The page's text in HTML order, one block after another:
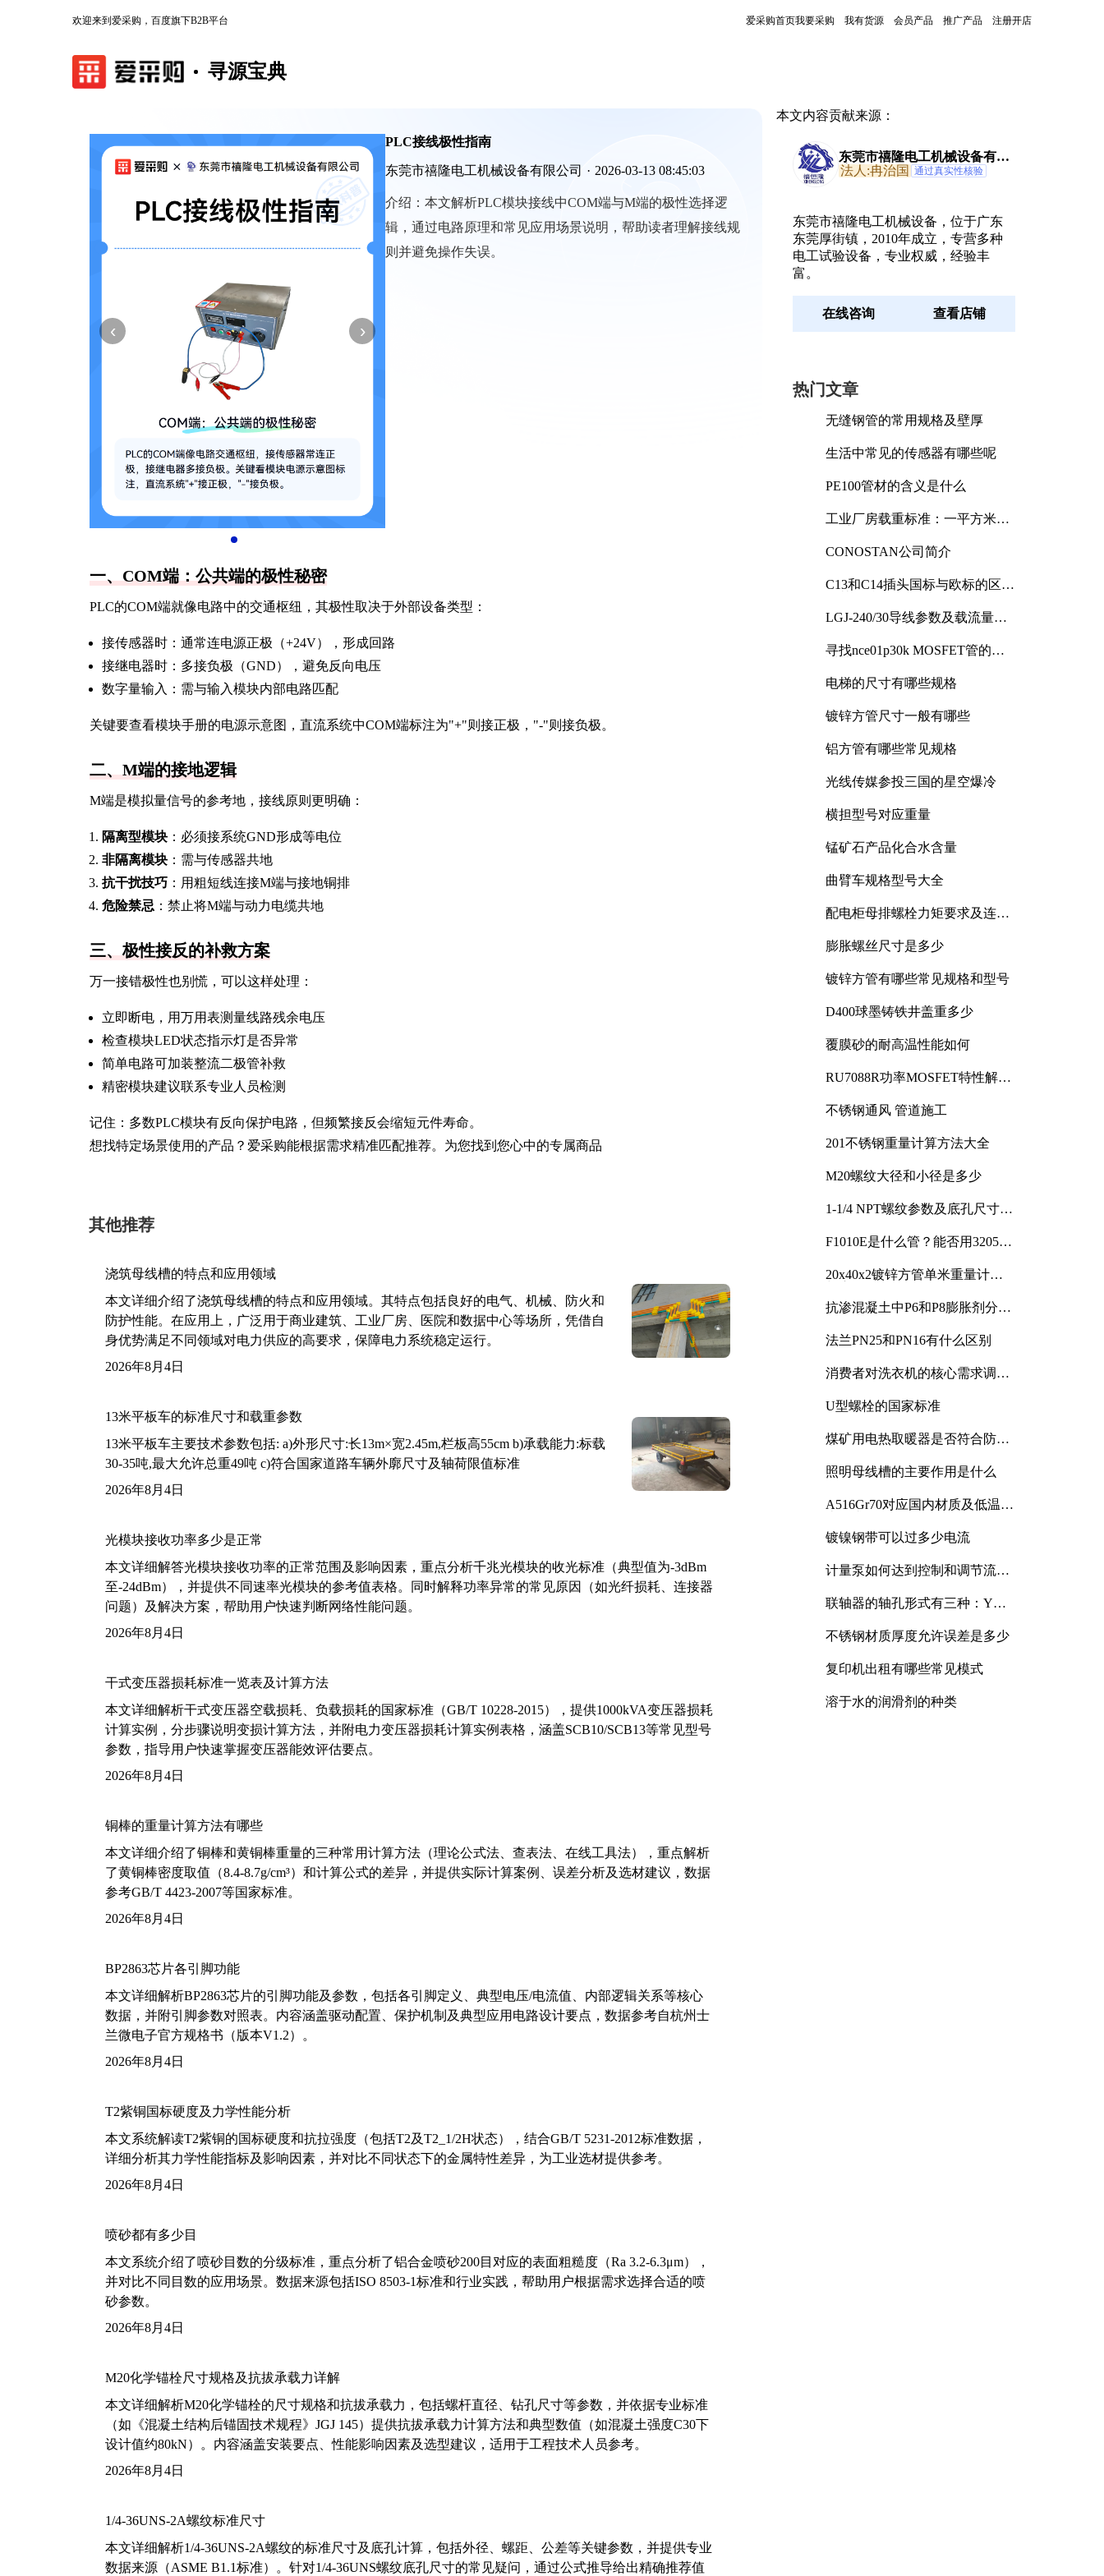
欢迎来到爱采购，百度旗下B2B平台 爱采购首页我要采购 我有货源 会员产品 推广产品 注册开店
寻源宝典
‹ ›
PLC接线极性指南
东莞市禧隆电工机械设备有限公司 · 2026-03-13 08:45:03
介绍： 本文解析PLC模块接线中COM端与M端的极性选择逻
辑，通过电路原理和常见应用场景说明，帮助读者理解接线规
则并避免操作失误。
一、COM端：公共端的极性秘密
PLC的COM端就像电路中的交通枢纽，其极性取决于外部设备类型：
接传感器时：通常连电源正极（+24V），形成回路
接继电器时：多接负极（GND），避免反向电压
数字量输入：需与输入模块内部电路匹配
关键要查看模块手册的电源示意图，直流系统中COM端标注为"+"则接正极，"-"则接负极。
二、M端的接地逻辑
M端是模拟量信号的参考地，接线原则更明确：
隔离型模块 ：必须接系统GND形成等电位
非隔离模块 ：需与传感器共地
抗干扰技巧 ：用粗短线连接M端与接地铜排
危险禁忌 ：禁止将M端与动力电缆共地
三、极性接反的补救方案
万一接错极性也别慌，可以这样处理：
立即断电，用万用表测量线路残余电压
检查模块LED状态指示灯是否异常
简单电路可加装整流二极管补救
精密模块建议联系专业人员检测
记住：多数PLC模块有反向保护电路，但频繁接反会缩短元件寿命。
想找特定场景使用的产品？爱采购能根据需求精准匹配推荐。为您找到您心中的专属商品
其他推荐
浇筑母线槽的特点和应用领域
本文详细介绍了浇筑母线槽的特点和应用领域。其特点包括良好的电气、机械、防火和
防护性能。在应用上，广泛用于商业建筑、工业厂房、医院和数据中心等场所，凭借自
身优势满足不同领域对电力供应的高要求，保障电力系统稳定运行。
2026年8月4日
13米平板车的标准尺寸和载重参数
13米平板车主要技术参数包括: a)外形尺寸:长13m×宽2.45m,栏板高55cm b)承载能力:标载
30-35吨,最大允许总重49吨 c)符合国家道路车辆外廓尺寸及轴荷限值标准
2026年8月4日
光模块接收功率多少是正常
本文详细解答光模块接收功率的正常范围及影响因素，重点分析千兆光模块的收光标准（典型值为-3dBm
至-24dBm），并提供不同速率光模块的参考值表格。同时解释功率异常的常见原因（如光纤损耗、连接器
问题）及解决方案，帮助用户快速判断网络性能问题。
2026年8月4日
干式变压器损耗标准一览表及计算方法
本文详细解析干式变压器空载损耗、负载损耗的国家标准（GB/T 10228-2015），提供1000kVA变压器损耗
计算实例，分步骤说明变损计算方法，并附电力变压器损耗计算实例表格，涵盖SCB10/SCB13等常见型号
参数，指导用户快速掌握变压器能效评估要点。
2026年8月4日
铜棒的重量计算方法有哪些
本文详细介绍了铜棒和黄铜棒重量的三种常用计算方法（理论公式法、查表法、在线工具法），重点解析
了黄铜棒密度取值（8.4-8.7g/cm³）和计算公式的差异，并提供实际计算案例、误差分析及选材建议，数据
参考GB/T 4423-2007等国家标准。
2026年8月4日
BP2863芯片各引脚功能
本文详细解析BP2863芯片的引脚功能及参数，包括各引脚定义、典型电压/电流值、内部逻辑关系等核心
数据，并附引脚参数对照表。内容涵盖驱动配置、保护机制及典型应用电路设计要点，数据参考自杭州士
兰微电子官方规格书（版本V1.2）。
2026年8月4日
T2紫铜国标硬度及力学性能分析
本文系统解读T2紫铜的国标硬度和抗拉强度（包括T2及T2_1/2H状态），结合GB/T 5231-2012标准数据，
详细分析其力学性能指标及影响因素，并对比不同状态下的金属特性差异，为工业选材提供参考。
2026年8月4日
喷砂都有多少目
本文系统介绍了喷砂目数的分级标准，重点分析了铝合金喷砂200目对应的表面粗糙度（Ra 3.2-6.3μm），
并对比不同目数的应用场景。数据来源包括ISO 8503-1标准和行业实践，帮助用户根据需求选择合适的喷
砂参数。
2026年8月4日
M20化学锚栓尺寸规格及抗拔承载力详解
本文详细解析M20化学锚栓的尺寸规格和抗拔承载力，包括螺杆直径、钻孔尺寸等参数，并依据专业标准
（如《混凝土结构后锚固技术规程》JGJ 145）提供抗拔承载力计算方法和典型数值（如混凝土强度C30下
设计值约80kN）。内容涵盖安装要点、性能影响因素及选型建议，适用于工程技术人员参考。
2026年8月4日
1/4-36UNS-2A螺纹标准尺寸
本文详细解析1/4-36UNS-2A螺纹的标准尺寸及底孔计算，包括外径、螺距、公差等关键参数，并提供专业
数据来源（ASME B1.1标准）。针对1/4-36UNS螺纹底孔尺寸的常见疑问，通过公式推导给出精确推荐值
本文内容贡献来源：
东莞市禧隆电工机械设备有限
公司
法人:冉治国 通过真实性核验
东莞市禧隆电工机械设备，位于广东
东莞厚街镇，2010年成立，专营多种
电工试验设备，专业权威，经验丰
富。
在线咨询 查看店铺
热门文章
无缝钢管的常用规格及壁厚
生活中常见的传感器有哪些呢
PE100管材的含义是什么
工业厂房载重标准：一平方米能
CONOSTAN公司简介
C13和C14插头国标与欧标的区别
LGJ-240/30导线参数及载流量解
寻找nce01p30k MOSFET管的合
电梯的尺寸有哪些规格
镀锌方管尺寸一般有哪些
铝方管有哪些常见规格
光线传媒参投三国的星空爆冷
横担型号对应重量
锰矿石产品化合水含量
曲臂车规格型号大全
配电柜母排螺栓力矩要求及连接
膨胀螺丝尺寸是多少
镀锌方管有哪些常见规格和型号
D400球墨铸铁井盖重多少
覆膜砂的耐高温性能如何
RU7088R功率MOSFET特性解析
不锈钢通风 管道施工
201不锈钢重量计算方法大全
M20螺纹大径和小径是多少
1-1/4 NPT螺纹参数及底孔尺寸详
F1010E是什么管？能否用3205或
20x40x2镀锌方管单米重量计算
抗渗混凝土中P6和P8膨胀剂分别
法兰PN25和PN16有什么区别
消费者对洗衣机的核心需求调研
U型螺栓的国家标准
煤矿用电热取暖器是否符合防爆
照明母线槽的主要作用是什么
A516Gr70对应国内材质及低温冲
镀镍钢带可以过多少电流
计量泵如何达到控制和调节流量
联轴器的轴孔形式有三种：Y
不锈钢材质厚度允许误差是多少
复印机出租有哪些常见模式
溶于水的润滑剂的种类